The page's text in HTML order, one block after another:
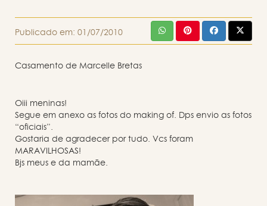
Publicado em: 01/07/2010
Casamento de Marcelle Bretas
Oiii meninas!
Segue em anexo as fotos do making of. Dps envio as fotos
“oficiais”.
Gostaria de agradecer por tudo. Vcs foram
MARAVILHOSAS!
Bjs meus e da mamãe.